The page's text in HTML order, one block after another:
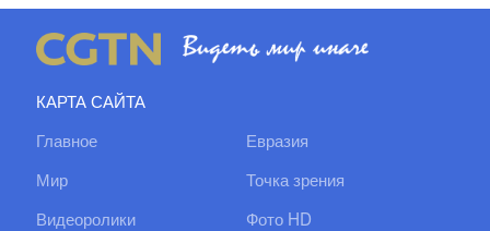
КАРТА САЙТА
Главное
Евразия
Мир
Точка зрения
Видеоролики
Фото HD